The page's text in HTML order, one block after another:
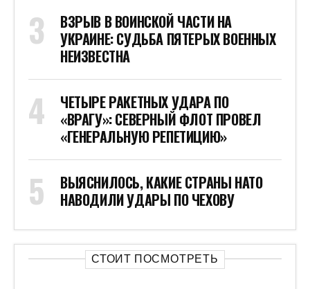
ВЗРЫВ В ВОИНСКОЙ ЧАСТИ НА
УКРАИНЕ: СУДЬБА ПЯТЕРЫХ ВОЕННЫХ
НЕИЗВЕСТНА
ЧЕТЫРЕ РАКЕТНЫХ УДАРА ПО
«ВРАГУ»: СЕВЕРНЫЙ ФЛОТ ПРОВЕЛ
«ГЕНЕРАЛЬНУЮ РЕПЕТИЦИЮ»
ВЫЯСНИЛОСЬ, КАКИЕ СТРАНЫ НАТО
НАВОДИЛИ УДАРЫ ПО ЧЕХОВУ
СТОИТ ПОСМОТРЕТЬ